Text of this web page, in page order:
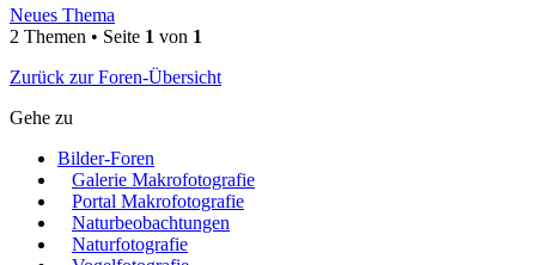
Neues Thema
2 Themen • Seite 1 von 1
Zurück zur Foren-Übersicht
Gehe zu
Bilder-Foren
Galerie Makrofotografie
Portal Makrofotografie
Naturbeobachtungen
Naturfotografie